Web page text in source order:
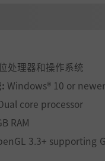
处理器和操作系统
Windows® 10 or
core processor
RAM
3.3+ supporting